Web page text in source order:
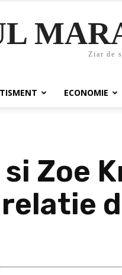
Ziar de
ECONOMIE
Zoe